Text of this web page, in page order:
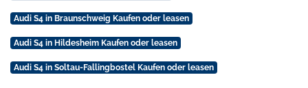
Audi S4 in Braunschweig Kaufen oder leasen
Audi S4 in Hildesheim Kaufen oder leasen
Audi S4 in Soltau-Fallingbostel Kaufen oder leasen